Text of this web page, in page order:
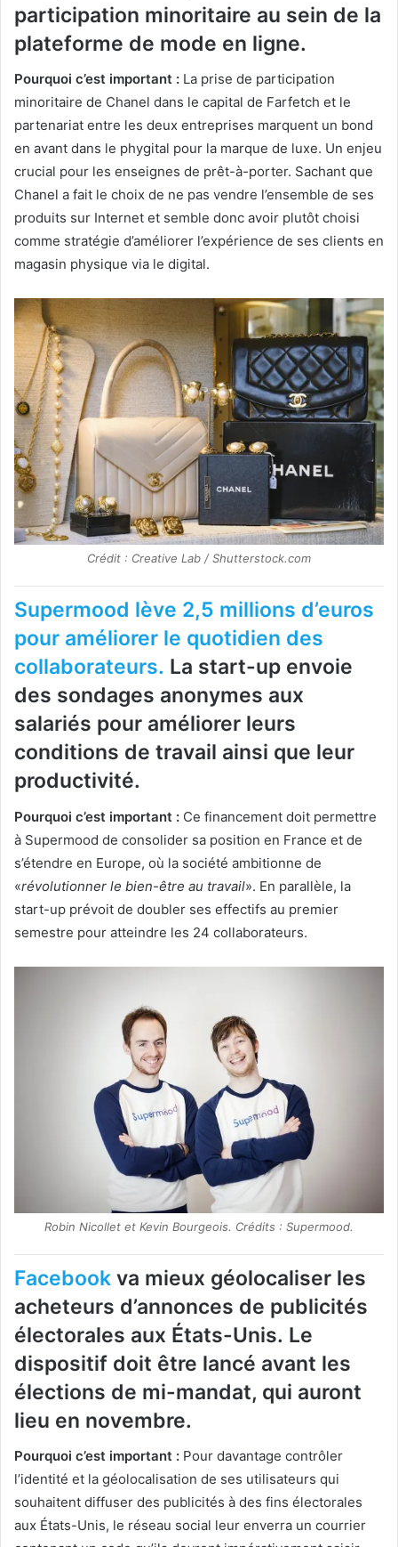
participation minoritaire au sein de la
plateforme de mode en ligne.
Pourquoi c’est important : La prise de participation
minoritaire de Chanel dans le capital de Farfetch et le
partenariat entre les deux entreprises marquent un bond
en avant dans le phygital pour la marque de luxe. Un enjeu
crucial pour les enseignes de prêt-à-porter. Sachant que
Chanel a fait le choix de ne pas vendre l’ensemble de ses
produits sur Internet et semble donc avoir plutôt choisi
comme stratégie d’améliorer l’expérience de ses clients en
magasin physique via le digital.
Crédit : Creative Lab / Shutterstock.com
Supermood lève 2,5 millions d’euros
pour améliorer le quotidien des
collaborateurs. La start-up envoie
des sondages anonymes aux
salariés pour améliorer leurs
conditions de travail ainsi que leur
productivité.
Pourquoi c’est important : Ce financement doit permettre
à Supermood de consolider sa position en France et de
s’étendre en Europe, où la société ambitionne de
«révolutionner le bien-être au travail». En parallèle, la
start-up prévoit de doubler ses effectifs au premier
semestre pour atteindre les 24 collaborateurs.
Robin Nicollet et Kevin Bourgeois. Crédits : Supermood.
Facebook va mieux géolocaliser les
acheteurs d’annonces de publicités
électorales aux États-Unis. Le
dispositif doit être lancé avant les
élections de mi-mandat, qui auront
lieu en novembre.
Pourquoi c’est important : Pour davantage contrôler
l’identité et la géolocalisation de ses utilisateurs qui
souhaitent diffuser des publicités à des fins électorales
aux États-Unis, le réseau social leur enverra un courrier